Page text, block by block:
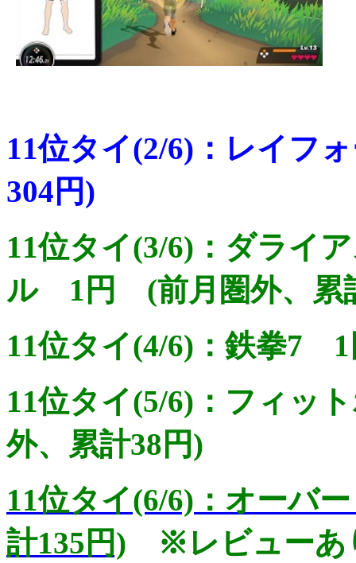
11位タイ(2/6)：レイ
304円)
11位タイ(3/6)：ダライ
ル 1円 (前月圏外、累
11位タイ(4/6)：鉄拳7
11位タイ(5/6)：フィ
外、累計38円)
11位タイ(6/6)：オー
計135円) ※レビューあ